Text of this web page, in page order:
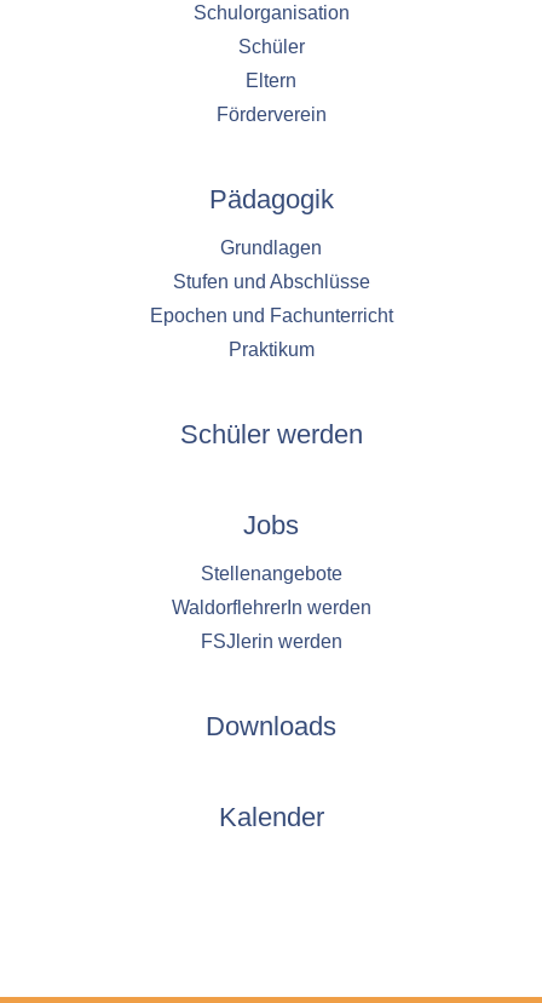
Schulorganisation
Schüler
Eltern
Förderverein
Pädagogik
Grundlagen
Stufen und Abschlüsse
Epochen und Fachunterricht
Praktikum
Schüler werden
Jobs
Stellenangebote
WaldorflehrerIn werden
FSJlerin werden
Downloads
Kalender